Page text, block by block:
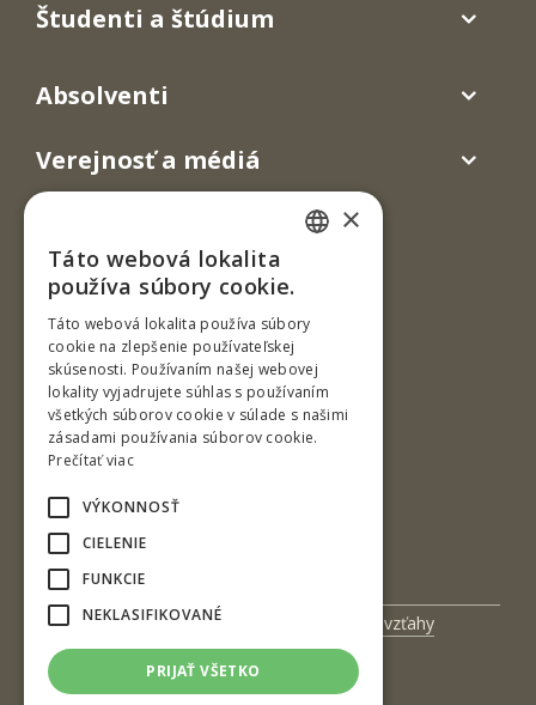
Ul. T. G. Masaryka 24
960 01 Zvolen
Študenti a štúdium
Absolventi
Verejnosť a médiá
Univerzitný magazín
Medzinárodné vzťahy
Veda a výskum
Zamestnanci
Kontakt
×
Táto webová lokalita
používa súbory cookie.
Táto webová lokalita používa súbory
cookie na zlepšenie používateľskej
skúsenosti. Používaním našej webovej
lokality vyjadrujete súhlas s používaním
všetkých súborov cookie v súlade s našimi
zásadami používania súborov cookie.
Prečítať viac
VÝKONNOSŤ
CIELENIE
FUNKCIE
NEKLASIFIKOVANÉ
PRIJAŤ VŠETKO